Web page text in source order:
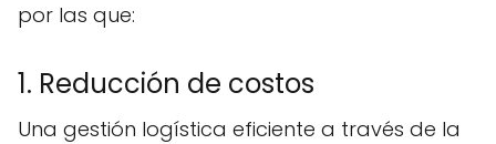
por las que:
1. Reducción de costos
Una gestión logística eficiente a través de la